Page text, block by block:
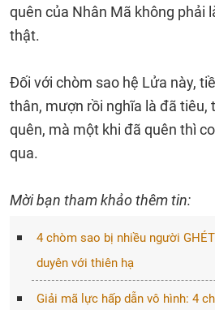
quên của Nhân Mã không phải
thật.
Đối với chòm sao hệ Lửa này,
thân, mượn rồi nghĩa là đã tiêu,
quên, mà một khi đã quên thì
qua.
Mời bạn tham khảo thêm tin:
4 chòm sao bị nhiều người
duyên với thiên hạ
Giải mã lực hấp dẫn vô hình: 4